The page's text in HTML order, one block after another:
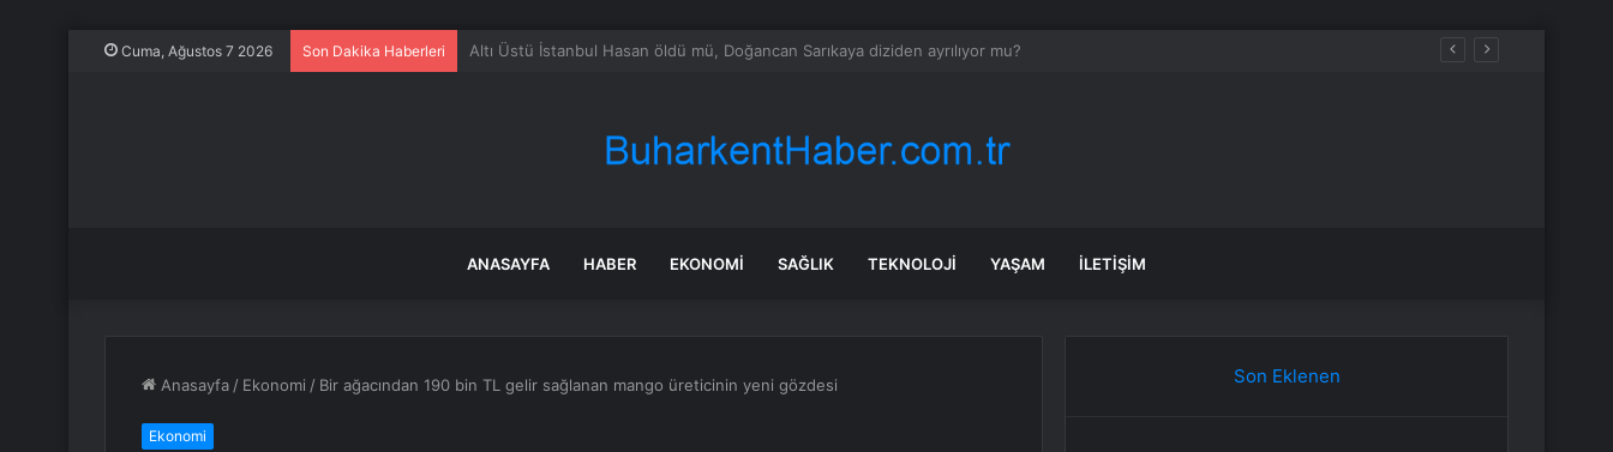
Cuma, Ağustos 7 2026 Son Dakika Haberleri Filiz Eryılmaz gram altın için rakam verdi: Yarın akşama işaret etti
ANASAYFA HABER EKONOMI SAĞLIK TEKNOLOJI YAŞAM İLETIŞIM
Anasayfa / Ekonomi / Bir ağacından 190 bin TL gelir sağlanan mango üreticinin yeni gözdesi
Ekonomi
Son Eklenen